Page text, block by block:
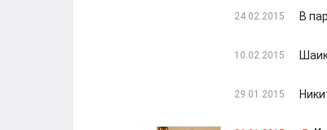
24.02.2015 В
10.02.2015
29.01.2015